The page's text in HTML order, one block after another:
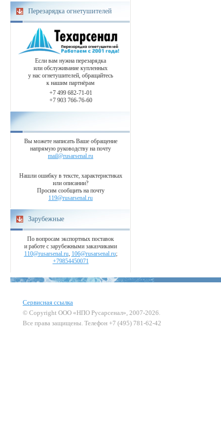
Перезарядка огнетушителей
Если вам нужна перезарядка
или обслуживание купленных
у нас огнетушителей, обращайтесь
к нашим партнёрам
+7 499 682-71-01
+7 903 766-76-60
Вы можете написать Ваше обращение
напрямую руководству на почту
mail@rusarsenal.ru
Нашли ошибку в тексте, характеристиках
или описании?
Просим сообщить на почту
119@rusarsenal.ru
Зарубежные
По вопросам экспортных поставок
и работе с зарубежными заказчиками
110@rusarsenal.ru, 106@rusarsenal.ru;
+79854450071
Сервисная ссылка
© Copyright ООО «НПО Русарсенал», 2007-2026.
Все права защищены. Телефон +7 (495) 781-62-42